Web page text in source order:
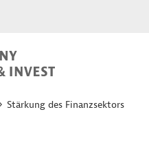
Stärkung des Finanzsektors